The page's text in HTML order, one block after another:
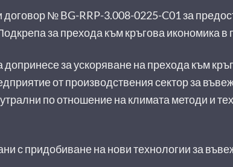
№ BG-RRP-3.008-0225-C01 за
за прехода към кръгова икономика в
за ускоряване на прехода към
от производствения сектор за
по отношение на климата методи и
с придобиване на нови технологии за